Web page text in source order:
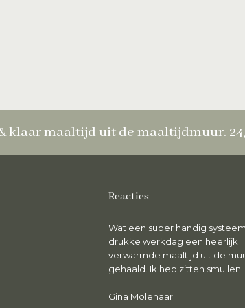
klaar maaltijd uit de maaltijdmuur.
Reacties
van de maaltijd.
niet te hoeven
Wat een super handig
drukke werkdag een heerlijk
verwarmde maaltijd uit de
gehaald. Ik heb zitten smullen!
Gina Molenaar